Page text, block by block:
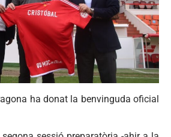
ha donat la benvinguda oficial